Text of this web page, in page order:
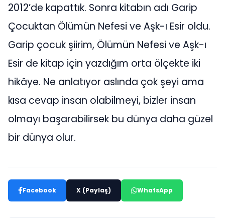
2012’de kapattık. Sonra kitabın adı Garip
Çocuktan Ölümün Nefesi ve Aşk-ı Esir oldu.
Garip çocuk şiirim, Ölümün Nefesi ve Aşk-ı
Esir de kitap için yazdığım orta ölçekte iki
hikâye. Ne anlatıyor aslında çok şeyi ama
kısa cevap insan olabilmeyi, bizler insan
olmayı başarabilirsek bu dünya daha güzel
bir dünya olur.
Facebook X (Paylaş) WhatsApp